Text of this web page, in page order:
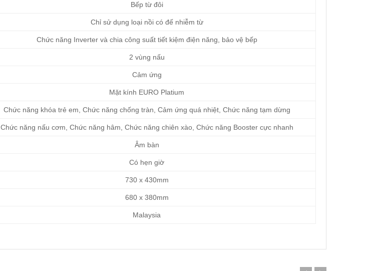
Bếp từ đôi
Chỉ sử dụng loại nồi có đế nhiễm từ
Chức năng Inverter và chia công suất tiết kiệm điện năng, bảo vệ bếp
2 vùng nấu
Cảm ứng
Mặt kính EURO Platium
Chức năng khóa trẻ em, Chức năng chống tràn, Cảm ứng quá nhiệt, Chức năng tạm dừng
Chức năng nấu cơm, Chức năng hâm, Chức năng chiên xào, Chức năng Booster cực nhanh
Âm bàn
Có hẹn giờ
730 x 430mm
680 x 380mm
Malaysia